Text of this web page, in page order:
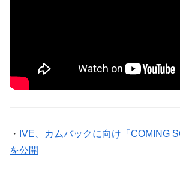
・ IVE、カムバックに向け「COMING
を公開